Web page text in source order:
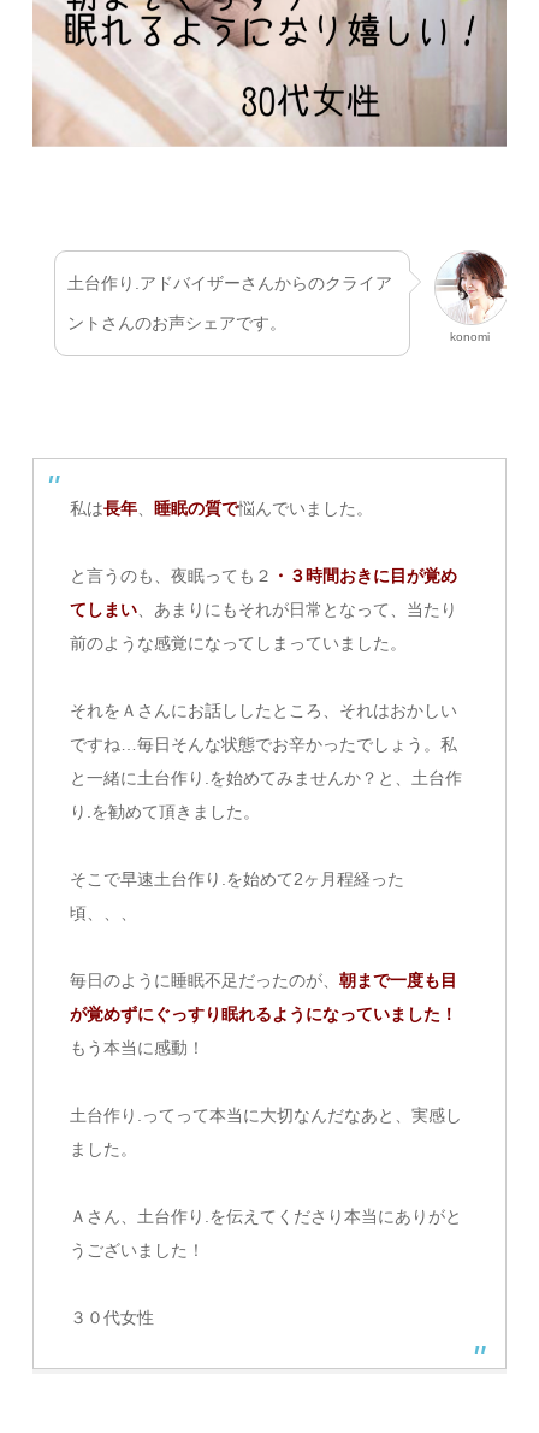
konomi
土台作り.アドバイザーさんからのクライア
ントさんのお声シェアです。
私は長年 睡眠の質で悩んでいました。
と言うのも、夜眠っても２ ・３時間おきに目が覚め
てしまい 、あまりにもそれが日常となって、当たり
前のような感覚になってしまっていました。
それをＡさんにお話ししたところ、それはおかしい
ですね…毎日そんな状態でお辛かったでしょう。私
と一緒に土台作り.を始めてみませんか？と、土台作
り.を勧めて頂きました。
そこで早速土台作り.を始めて2ヶ月程経った
頃、、、
毎日のように睡眠不足だったのが、朝まで一度も目
が覚めずにぐっすり眠れるようになっていました！
もう本当に感動！
土台作り.ってって本当に大切なんだなあと、実感し
ました。
Ａさん、土台作り.を伝えてくださり本当にありがと
うございました！
３０代女性